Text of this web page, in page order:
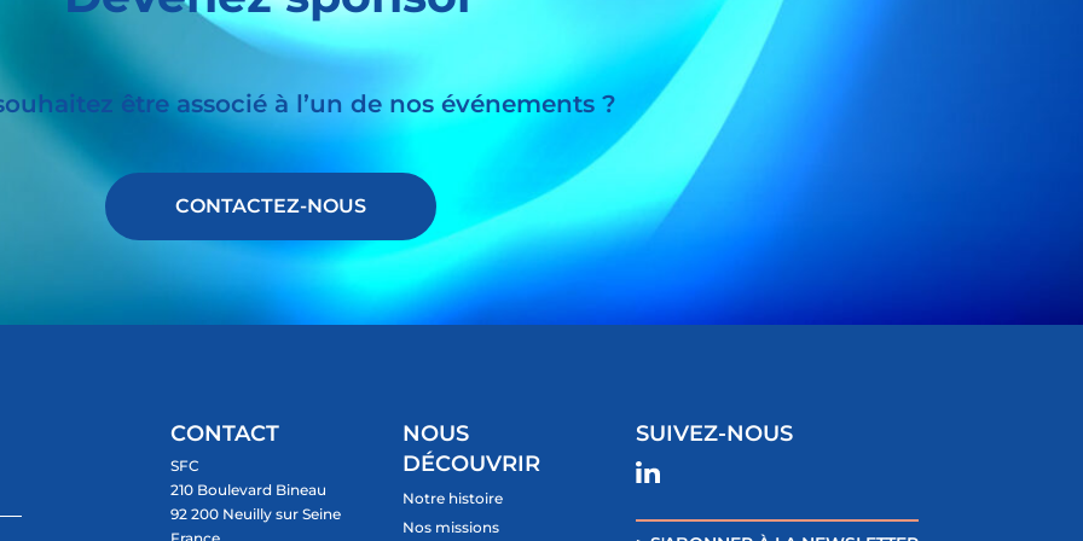
être associé à l’un de nos événements ?
CONTACTEZ-NOUS
CONTACT
SFC
210 Boulevard Bineau
92 200 Neuilly sur Seine
NOUS
DÉCOUVRIR
Notre histoire
Nos missions
SUIVEZ-NOUS